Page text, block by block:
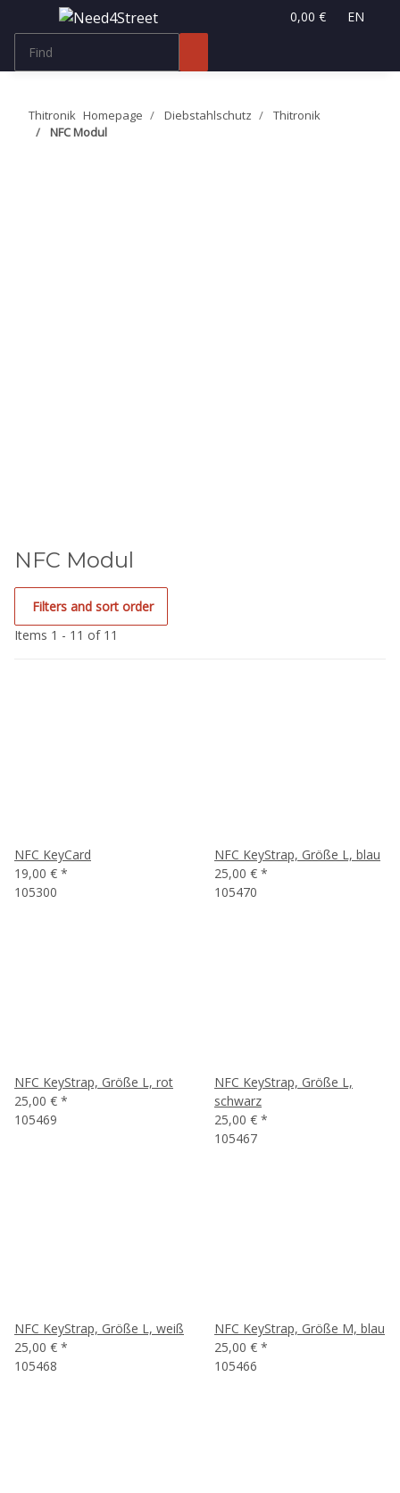
0,00 € EN
Thitronik Homepage Diebstahlschutz
Thitronik
NFC Modul
NFC Modul
Filters and sort order
Items 1 - 11 of 11
NFC KeyCard
19,00 € *
105300
NFC KeyStrap, Größe L, blau
25,00 € *
105470
NFC KeyStrap, Größe L, rot
25,00 € *
105469
NFC KeyStrap, Größe L,
schwarz
25,00 € *
105467
NFC KeyStrap, Größe L, weiß
25,00 € *
105468
NFC KeyStrap, Größe M, blau
25,00 € *
105466